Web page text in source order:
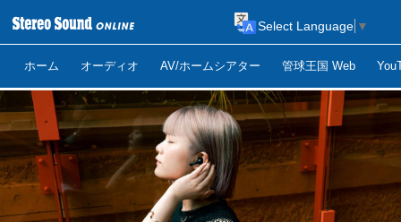
ホーム オーディオ AV/ホームシアター 管球王国 Web
Select Language ▼